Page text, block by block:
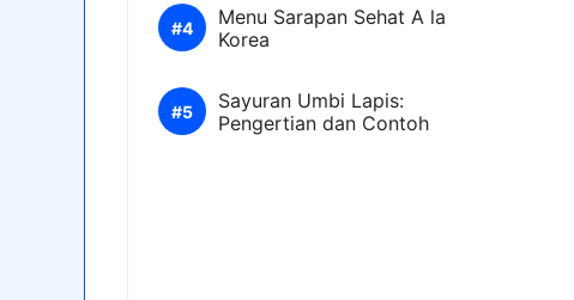
Menu Sarapan Sehat A la
Korea
Sayuran Umbi Lapis:
Pengertian dan Contoh